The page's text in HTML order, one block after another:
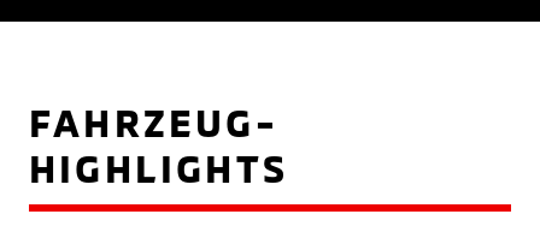
FAHRZEUG-
HIGHLIGHTS